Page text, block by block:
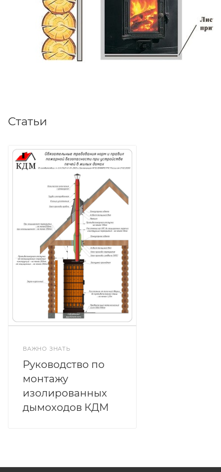
Статьи
ВАЖНО ЗНАТЬ
Руководство по
монтажу
изолированных
дымоходов КДМ